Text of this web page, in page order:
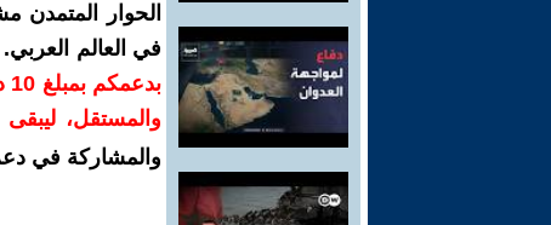
الحوار المتمدن
في العالم
والمستقل،
والمشاركة في